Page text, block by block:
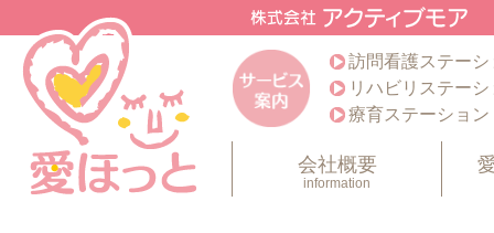
訪問看護ステー
リハビリステー
療育ステーション
会社概要
information